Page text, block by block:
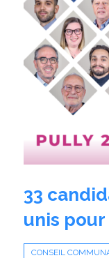
33
unis
CONSEIL